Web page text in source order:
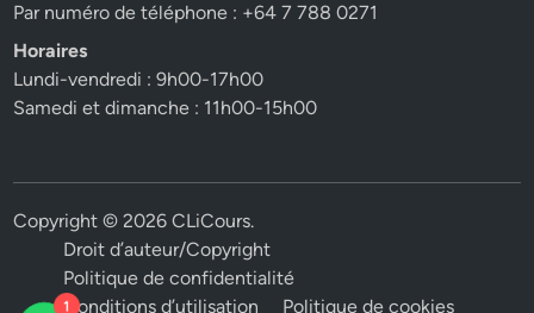
Par numéro de téléphone : +64 7 788 0271
Horaires
Lundi-vendredi : 9h00-17h00
Samedi et dimanche : 11h00-15h00
Copyright © 2026CLiCours.
Droit d’auteur/Copyright
Politique de confidentialité
Conditions d’utilisation
Politique de cookies
1